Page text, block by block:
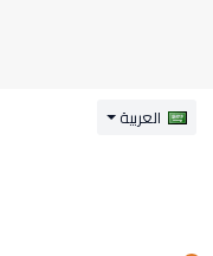
العربية